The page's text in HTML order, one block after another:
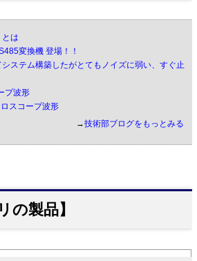
は
変換機 登場！！
ステム構築したがとてもノイズに弱い、すぐ止
プ波形
スコープ波形
→技術部ブログをもっとみる
の製品】